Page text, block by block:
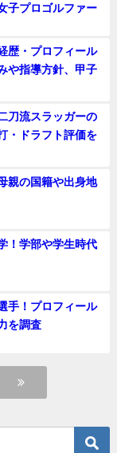
子プロゴルファー
歴・プロフィール
や指導方針、甲子
刀流スラッガーの
・ドラフト評価を
親の国籍や出身地
！学部や学生時代
手！プロフィール
を調査